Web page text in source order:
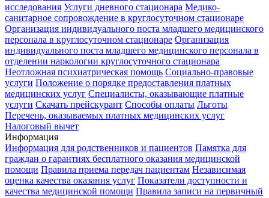
исследования Услуги дневного стационара Медико-
санитарное сопровождение в круглосуточном стационаре
Организация индивидуального поста младшего медицинского
персонала в круглосуточном стационаре Организация
индивидуального поста младшего медицинского персонала в
отделении наркологии круглосуточного стационара
Неотложная психиатрическая помощь Социально-правовые
услуги Положение о порядке предоставления платных
медицинских услуг Специалисты, оказывающие платные
услуги Скачать прейскурант Способы оплаты Льготы
Перечень, оказываемых платных медицинских услуг
Налоговый вычет
Информация
Информация для родственников и пациентов Памятка для
граждан о гарантиях бесплатного оказания медицинской
помощи Правила приема передач пациентам Независимая
оценка качества оказания услуг Показатели доступности и
качества медицинской помощи Правила записи на первичный